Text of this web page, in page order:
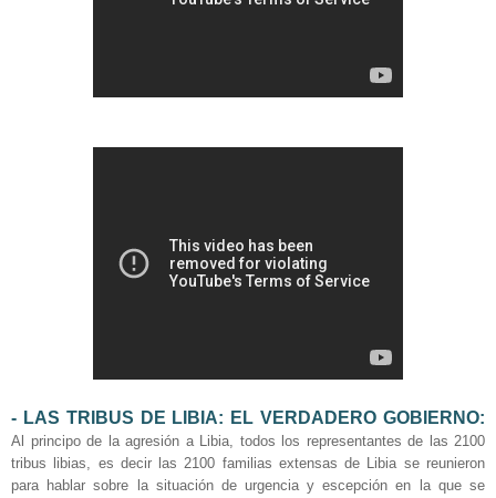
- LAS TRIBUS DE LIBIA: EL VERDADERO GOBIERNO:
Al principo de la agresión a Libia, todos los representantes de las 2100
tribus libias, es decir las 2100 familias extensas de Libia se reunieron
para hablar sobre la situación de urgencia y escepción en la que se